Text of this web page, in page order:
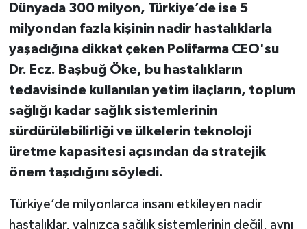
Dünyada 300 milyon, Türkiye’de ise 5
milyondan fazla kişinin nadir hastalıklarla
yaşadığına dikkat çeken Polifarma CEO'su
Dr. Ecz. Başbuğ Öke, bu hastalıkların
tedavisinde kullanılan yetim ilaçların, toplum
sağlığı kadar sağlık sistemlerinin
sürdürülebilirliği ve ülkelerin teknoloji
üretme kapasitesi açısından da stratejik
önem taşıdığını söyledi.
Türkiye’de milyonlarca insanı etkileyen nadir
hastalıklar, yalnızca sağlık sistemlerinin değil, aynı